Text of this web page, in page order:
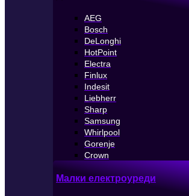
AEG
Bosch
DeLonghi
HotPoint
Electra
Finlux
Indesit
Liebherr
Sharp
Samsung
Whirlpool
Gorenje
Crown
Малки електроуреди